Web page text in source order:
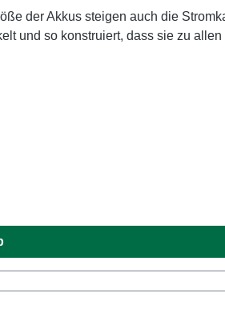
und so konstruiert, dass sie zu